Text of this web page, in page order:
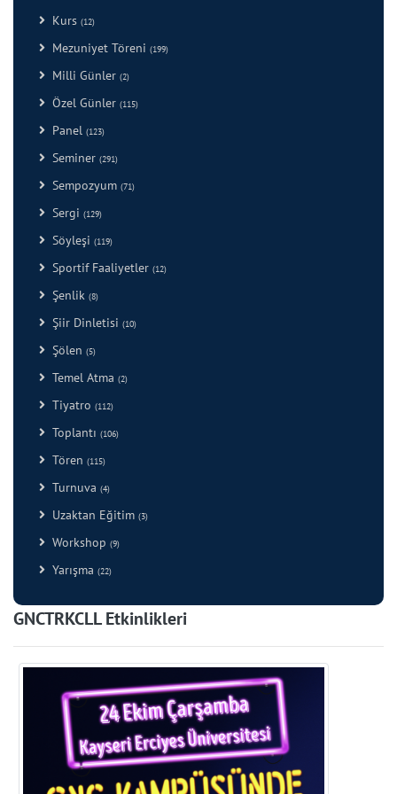
Kurs (12)
Mezuniyet Töreni (199)
Milli Günler (2)
Özel Günler (115)
Panel (123)
Seminer (291)
Sempozyum (71)
Sergi (129)
Söyleşi (119)
Sportif Faaliyetler (12)
Şenlik (8)
Şiir Dinletisi (10)
Şölen (5)
Temel Atma (2)
Tiyatro (112)
Toplantı (106)
Tören (115)
Turnuva (4)
Uzaktan Eğitim (3)
Workshop (9)
Yarışma (22)
GNCTRKCLL Etkinlikleri